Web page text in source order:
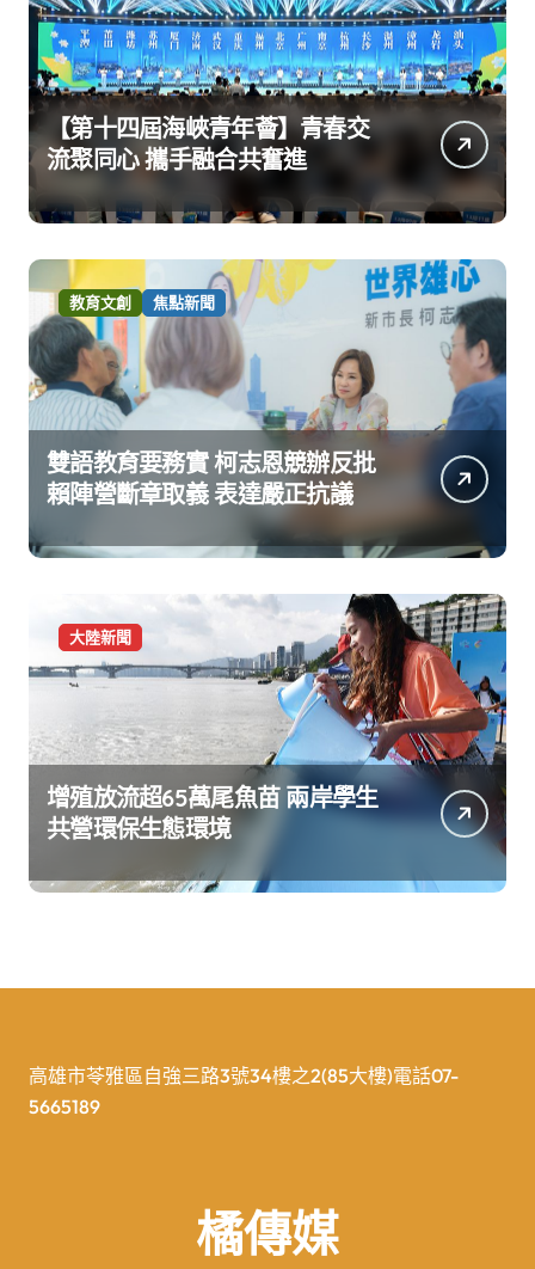
【第十四屆海峽青年薈】青春交
流聚同心 攜手融合共奮進
教育文創 焦點新聞
雙語教育要務實 柯志恩競辦反批
賴陣營斷章取義 表達嚴正抗議
大陸新聞
增殖放流超65萬尾魚苗 兩岸學生
共營環保生態環境
高雄市苓雅區自強三路3號34樓之2(85大樓)電話07-
5665189
橘傳媒